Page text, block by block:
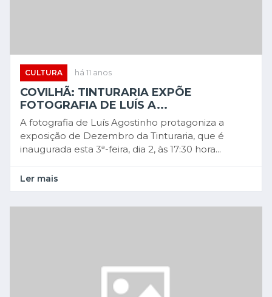
CULTURA há 11 anos
COVILHÃ: TINTURARIA EXPÕE
FOTOGRAFIA DE LUÍS A...
A fotografia de Luís Agostinho protagoniza a
exposição de Dezembro da Tinturaria, que é
inaugurada esta 3ª-feira, dia 2, às 17:30 hora...
Ler mais